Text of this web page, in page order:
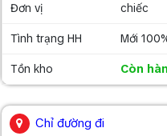
Đơn vị chiếc
Tình trạng HH Mới
Tồn kho
Còn
Chỉ đường đi